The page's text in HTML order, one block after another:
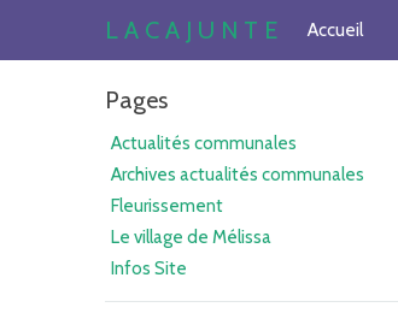
L A C A J U N T E Accueil
Pages
Actualités communales
Archives actualités communales
Fleurissement
Le village de Mélissa
Infos Site